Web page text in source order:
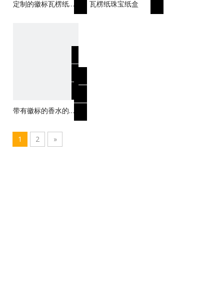
定制的徽标瓦楞纸箱
瓦楞纸珠宝纸盒
带有徽标的香水的时
1
2 »